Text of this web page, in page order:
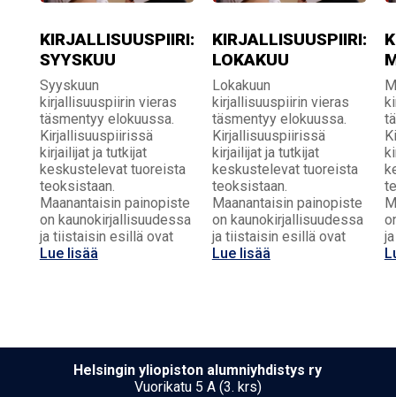
KIRJALLISUUSPIIRI:
SYYSKUU
Syyskuun
kirjallisuuspiirin vieras
täsmentyy elokuussa.
Kirjallisuuspiirissä
kirjailijat ja tutkijat
keskustelevat tuoreista
teoksistaan.
Maanantaisin painopiste
on kaunokirjallisuudessa
ja tiistaisin esillä ovat
Lue lisää
KIRJALLISUUSPIIRI:
LOKAKUU
Lokakuun
kirjallisuuspiirin vieras
täsmentyy elokuussa.
Kirjallisuuspiirissä
kirjailijat ja tutkijat
keskustelevat tuoreista
teoksistaan.
Maanantaisin painopiste
on kaunokirjallisuudessa
ja tiistaisin esillä ovat
Lue lisää
Hel­sin­gin yli­opis­ton alumniyhdistys ry
Vuorikatu 5 A (3. krs)